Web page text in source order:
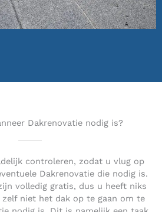
Dakrenovatie nodig is?
controleren, zodat u vlug op
Dakrenovatie die nodig is.
volledig gratis, dus u heeft niks
niet het dak op te gaan om te